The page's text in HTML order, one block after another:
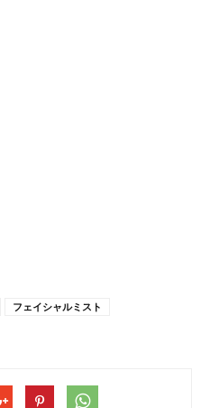
フェイシャルミスト